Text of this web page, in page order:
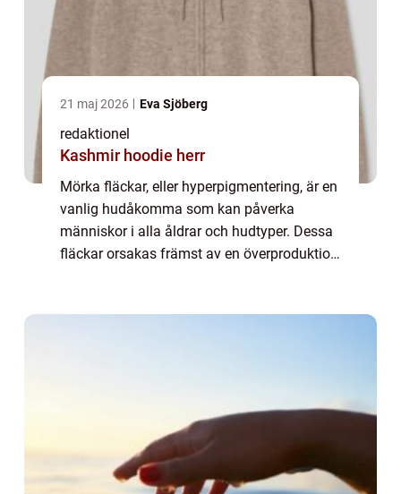
21 maj 2026 Eva Sjöberg
redaktionel
Kashmir hoodie herr
Mörka fläckar, eller hyperpigmentering, är en
vanlig hudåkomma som kan påverka
människor i alla åldrar och hudtyper. Dessa
fläckar orsakas främst av en överproduktion